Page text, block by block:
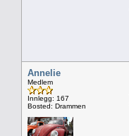
Annelie
Medlem
Innlegg: 167
Bosted: Drammen